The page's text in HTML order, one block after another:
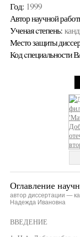
Год: 1999
Автор научной
Ученая cтепень:
Место защиты
Код cпециальности
Оглавление
автор диссертации —
Надежда Ивановна
ВВЕДЕНИЕ